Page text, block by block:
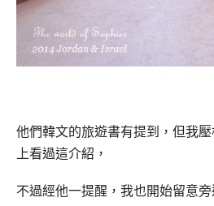
他們韓文的旅遊書有提到，但我
上看過這介紹，
不過經他一提醒，我也開始留意旁